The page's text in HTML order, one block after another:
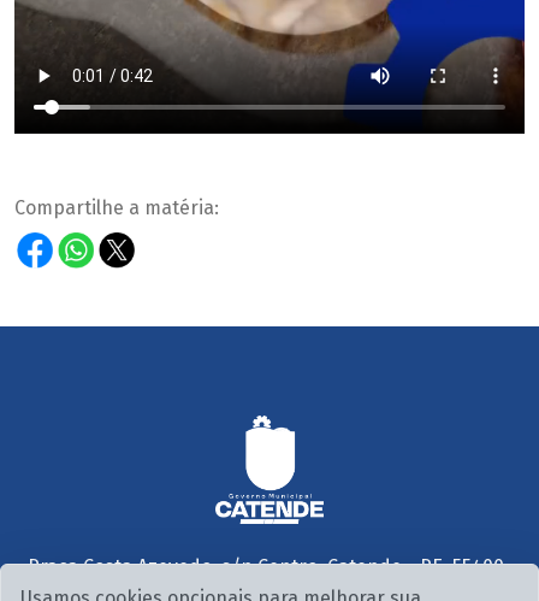
Compartilhe a matéria:
Praça Costa Azevedo, s/n Centro, Catende - PE, 55400-
000